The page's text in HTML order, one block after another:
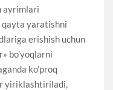
ayrimlari
qayta yaratishni
erishish uchun
bo’yoqlarni
ko’proq
yiriklashtiriladi,